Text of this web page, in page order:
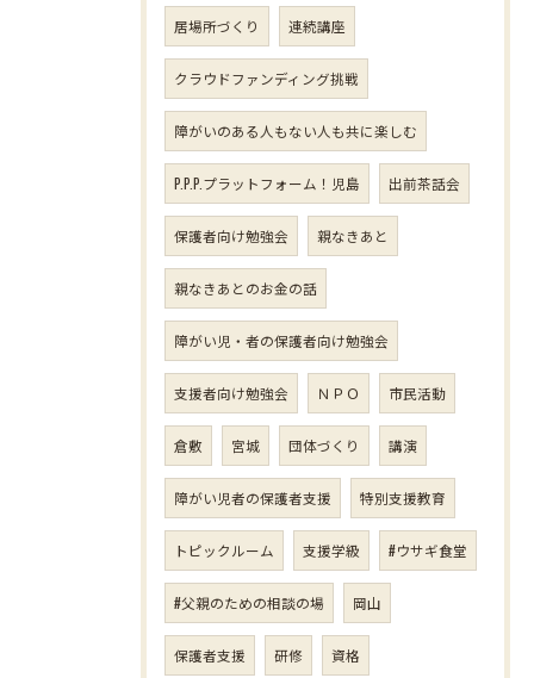
居場所づくり 連続講座
クラウドファンディング挑戦
障がいのある人もない人も共に楽しむ
P.P.P.プラットフォーム！児島 出前茶話会
保護者向け勉強会 親なきあと
親なきあとのお金の話
障がい児・者の保護者向け勉強会
支援者向け勉強会 ＮＰＯ 市民活動
倉敷 宮城 団体づくり 講演
障がい児者の保護者支援 特別支援教育
トピックルーム 支援学級 #ウサギ食堂
#父親のための相談の場 岡山
保護者支援 研修 資格